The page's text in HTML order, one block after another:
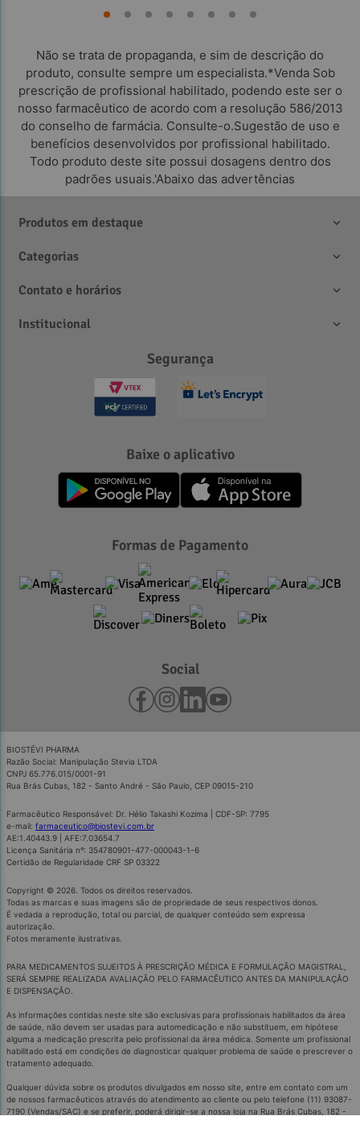
Não se trata de propaganda, e sim de descrição do
produto, consulte sempre um especialista.*Venda Sob
prescrição de profissional habilitado, podendo este ser o
nosso farmacêutico de acordo com a resolução 586/2013
do conselho de farmácia. Consulte-o.Sugestão de uso e
benefícios desenvolvidos por profissional habilitado.
Todo produto deste site possui dosagens dentro dos
padrões usuais.'Abaixo das advertências
Produtos em destaque
Categorias
Contato e horários
Institucional
Segurança
Baixe o aplicativo
Formas de Pagamento
Social
BIOSTÉVI PHARMA
Razão Social: Manipulação Stevia LTDA
CNPJ 65.776.015/0001-91
Rua Brás Cubas, 182 - Santo André - São Paulo, CEP 09015-210
Farmacêutico Responsável: Dr. Hélio Takashi Kozima | CDF-SP: 7795
e-mail: farmaceutico@biostevi.com.br
AE:1.40443.9 | AFE:7.03654.7
Licença Sanitária nº: 354780901-477-000043-1-6
Certidão de Regularidade CRF SP 03322
Copyright © 2026. Todos os direitos reservados.
Todas as marcas e suas imagens são de propriedade de seus respectivos donos.
É vedada a reprodução, total ou parcial, de qualquer conteúdo sem expressa
autorização.
Fotos meramente ilustrativas.
PARA MEDICAMENTOS SUJEITOS À PRESCRIÇÃO MÉDICA E FORMULAÇÃO MAGISTRAL,
SERÁ SEMPRE REALIZADA AVALIAÇÃO PELO FARMACÊUTICO ANTES DA MANIPULAÇÃO
E DISPENSAÇÃO.
As informações contidas neste site são exclusivas para profissionais habilitados da área
de saúde, não devem ser usadas para automedicação e não substituem, em hipótese
alguma a medicação prescrita pelo profissional da área médica. Somente um profissional
habilitado está em condições de diagnosticar qualquer problema de saúde e prescrever o
tratamento adequado.
Qualquer dúvida sobre os produtos divulgados em nosso site, entre em contato com um
de nossos farmacêuticos através do atendimento ao cliente ou pelo telefone (11) 93087-
7190 (Vendas/SAC) e se preferir, poderá dirigir-se a nossa loja na Rua Brás Cubas, 182 -